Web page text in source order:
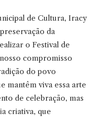
de Cultura, Iracy
da
o Festival de
compromisso
do povo
mantêm viva essa arte
de celebração, mas
criativa, que